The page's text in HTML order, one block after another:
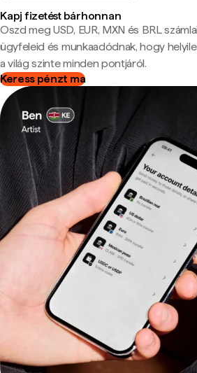
Kapj fizetést bárhonnan
Oszd meg USD, EUR, MXN és BRL
ügyfeleid és munkaadódnak, hogy
a világ szinte minden pontjáról.
Keress pénzt ma